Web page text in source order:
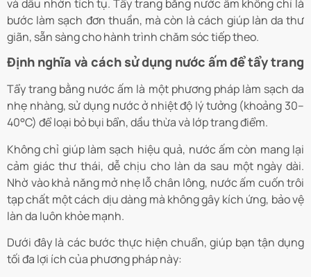
và dầu nhờn tích tụ. Tẩy trang bằng nước ấm không chỉ là
bước làm sạch đơn thuần, mà còn là cách giúp làn da thư
giãn, sẵn sàng cho hành trình chăm sóc tiếp theo.
Định nghĩa và cách sử dụng nước ấm để tẩy trang
Tẩy trang bằng nước ấm là một phương pháp làm sạch da
nhẹ nhàng, sử dụng nước ở nhiệt độ lý tưởng (khoảng 30–
40°C) để loại bỏ bụi bẩn, dầu thừa và lớp trang điểm.
Không chỉ giúp làm sạch hiệu quả, nước ấm còn mang lại
cảm giác thư thái, dễ chịu cho làn da sau một ngày dài.
Nhờ vào khả năng mở nhẹ lỗ chân lông, nước ấm cuốn trôi
tạp chất một cách dịu dàng mà không gây kích ứng, bảo vệ
làn da luôn khỏe mạnh.
Dưới đây là các bước thực hiện chuẩn, giúp bạn tận dụng
tối đa lợi ích của phương pháp này: